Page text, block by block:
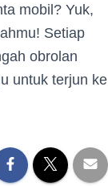
mobil? Yuk,
Setiap
obrolan
untuk terjun ke